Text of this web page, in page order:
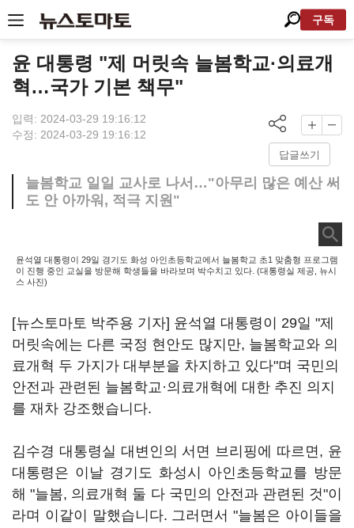
구독
윤 대통령 "제 머릿속 늘봄학교·의료개
혁…국가 기본 책무"
입력: 2024-03-29 19:16:12
수정: 2024-03-29 19:16:12
답글쓰기
늘봄학교 일일 교사로 나서…"아무리 많은 예산 써
도 안 아까워, 적극 지원"
윤석열 대통령이 29일 경기도 화성 아인초등학교에서 늘봄학교 초1 맞춤형 프로그램
이 진행 중인 교실을 방문해 학생들을 바라보며 박수치고 있다. (대통령실 제공, 뉴시
스 사진)
[뉴스토마토 박주용 기자] 윤석열 대통령이 29일 "제
머릿속에는 다른 국정 현안도 많지만, 늘봄학교와 의
료개혁 두 가지가 대부분을 차지하고 있다"며 국민의
안전과 관련된 늘봄학교·의료개혁에 대한 추진 의지
를 재차 강조했습니다.
김수경 대통령실 대변인의 서면 브리핑에 따르면, 윤
대통령은 이날 경기도 화성시 아인초등학교를 방문
해 "늘봄, 의료개혁 둘 다 국민의 안전과 관련된 것"이
라며 이같이 말했습니다. 그러면서 "늘봄은 아이들을